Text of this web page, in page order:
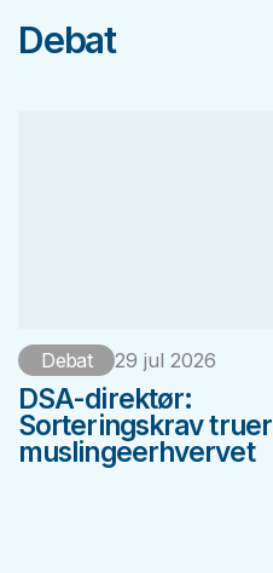
Debat
Debat 29 jul 2026
DSA-direktør:
Sorteringskrav truer
muslingeerhvervet